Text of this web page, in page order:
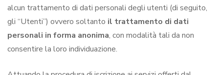
alcun trattamento di dati personali degli utenti (di seguito,
gli “Utenti”) ovvero soltanto il trattamento di dati
personali in forma anonima, con modalità tali da non
consentire la loro individuazione.